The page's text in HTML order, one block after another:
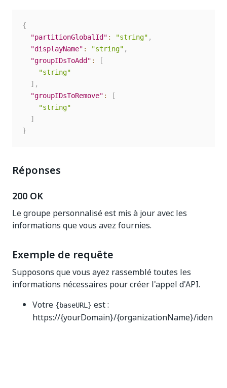
{
"partitionGlobalId" : "string" ,
"displayName" : "string" ,
"groupIDsToAdd" :
[
"string"
] ,
"groupIDsToRemove" :
[
"string"
]
}
Réponses
200 OK
Le groupe personnalisé est mis à jour avec les
informations que vous avez fournies.
Exemple de requête
Supposons que vous ayez rassemblé toutes les
informations nécessaires pour créer l'appel d'API.
Votre {baseURL} est :
https://{yourDomain}/{organizationName}/iden